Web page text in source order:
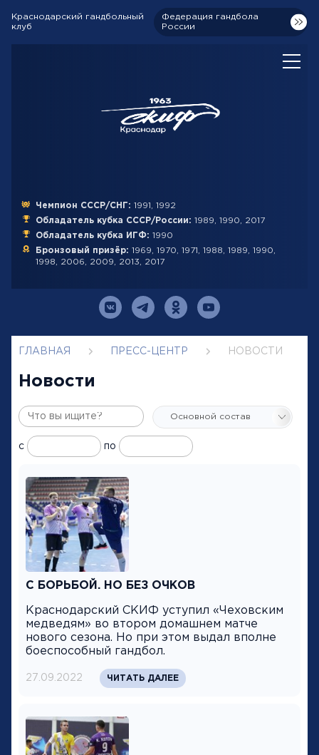
Краснодарский гандбольный
клуб
Федерация гандбола
России
Чемпион СССР/СНГ: 1991, 1992
Обладатель кубка СССР/России: 1989, 1990, 2017
Обладатель кубка ИГФ: 1990
Бронзовый призёр: 1969, 1970, 1971, 1988, 1989, 1990,
1998, 2006, 2009, 2013, 2017
ГЛАВНАЯ ПРЕСС-ЦЕНТР НОВОСТИ
Новости
с по
С БОРЬБОЙ. НО БЕЗ ОЧКОВ
Краснодарский СКИФ уступил «Чеховским
медведям» во втором домашнем матче
нового сезона. Но при этом выдал вполне
боеспособный гандбол.
27.09.2022 ЧИТАТЬ ДАЛЕЕ